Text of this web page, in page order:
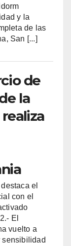
y la
de las
San [...]
de
la
el
con el
El
vuelto a
sensibilidad